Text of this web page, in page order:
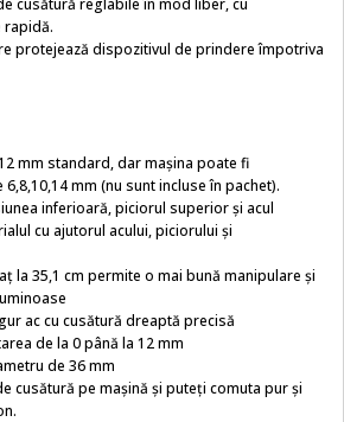
cusătură reglabile în mod liber, cu
rapidă.
protejează dispozitivul de prindere împotriva
mm standard, dar mașina poate fi
mm (nu sunt incluse în pachet).
inferioară, piciorul superior și acul
cu ajutorul acului, piciorului și
la 35,1 cm permite o mai bună manipulare și
ac cu cusătură dreaptă precisă
de la 0 până la 12 mm
de 36 mm
cusătură pe mașină și puteți comuta pur și